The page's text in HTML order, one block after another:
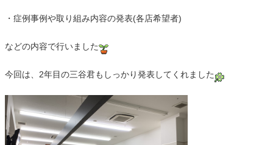
・症例事例や取り組み内容の発表(各店希望者)
などの内容で行いました
今回は、2年目の三谷君もしっかり発表してくれました